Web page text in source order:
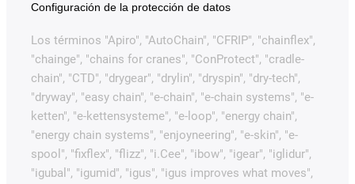
Configuración de la protección de datos
Los términos "Apiro", "AutoChain", "CFRIP", "chainflex",
"chainge", "chains for cranes", "ConProtect", "cradle-
chain", "CTD", "drygear", "drylin", "dryspin", "dry-tech",
"dryway", "easy chain", "e-chain", "e-chain systems", "e-
ketten", "e-kettensysteme", "e-loop", "energy chain",
"energy chain systems", "enjoyneering", "e-skin", "e-
spool", "fixflex", "flizz", "i.Cee", "ibow", "igear", "iglidur",
"igubal", "igumid", "igus", "igus improves what moves",